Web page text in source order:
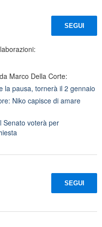
SEGUI
Marco Della Corte:
la pausa, tornerà il 2 gennaio
Niko capisce di amare
Senato voterà per
SEGUI